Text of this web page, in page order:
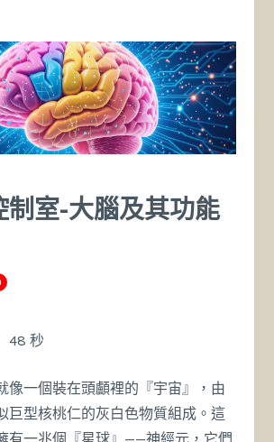
制室-大腦及其功能
48 秒
像一個裝在頭顱裡的『宇宙』，由
巨型核桃仁的灰白色物質組成。這